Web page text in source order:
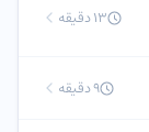
13 دقیقه
9 دقیقه